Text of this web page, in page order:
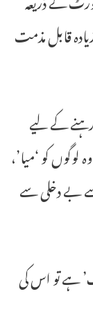
قابل مذمت
رہنے کے لیے
کو ‘میا’،
بے دخلی سے
ہے تو اس کی